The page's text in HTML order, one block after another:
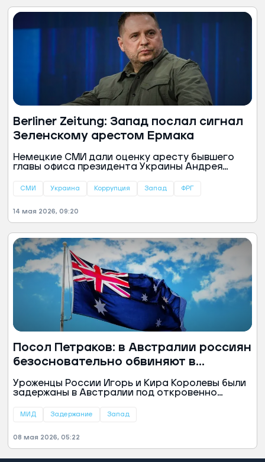
Berliner Zeitung: Запад послал сигнал
Зеленскому арестом Ермака
Немецкие СМИ дали оценку аресту бывшего
главы офиса президента Украины Андрея
это стало сигналом украинскому лидеру
СМИ Украина Коррупция Запад ФРГ
14 мая 2026, 09:20
Посол Петраков: в Австралии россиян
безосновательно обвиняют в
шпионаже
Уроженцы России Игорь и Кира Королевы были
задержаны в Австралии под откровенно
Михаил Петраков.
МИД Задержание Запад
08 мая 2026, 05:22